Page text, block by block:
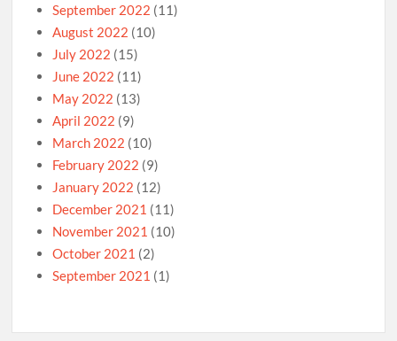
September 2022 (11)
August 2022 (10)
July 2022 (15)
June 2022 (11)
May 2022 (13)
April 2022 (9)
March 2022 (10)
February 2022 (9)
January 2022 (12)
December 2021 (11)
November 2021 (10)
October 2021 (2)
September 2021 (1)